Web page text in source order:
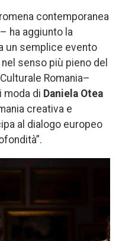
contemporanea
ha aggiunto la
un semplice evento
senso più pieno del
Romania–
moda di Daniela Otea
creativa e
al dialogo europeo